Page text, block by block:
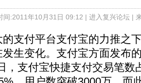
间:2011年10月31日 09:12 | 进入复兴论坛|
付平台支付宝的力推之
生变化。支付宝方面发布
，支付宝快捷支付交易笔数